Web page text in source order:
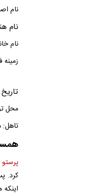
نام
نام
نام
زمینه
تاریخ
محل
تاهل:
کرد.